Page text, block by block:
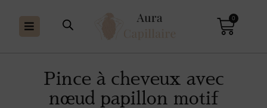
0
Pince à cheveux avec
nœud papillon motif